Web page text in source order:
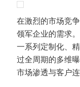
在激烈的市场竞
领军企业的需求
一系列定制化、
过全周期的多维
市场渗透与客户连